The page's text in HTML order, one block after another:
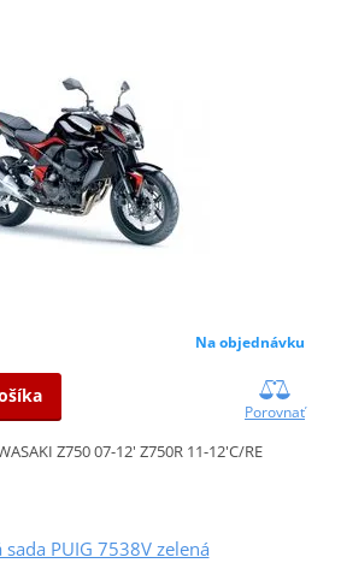
Na objednávku
Porovnať
Z750 07-12' Z750R 11-12'C/RE
sada PUIG 7538V zelená